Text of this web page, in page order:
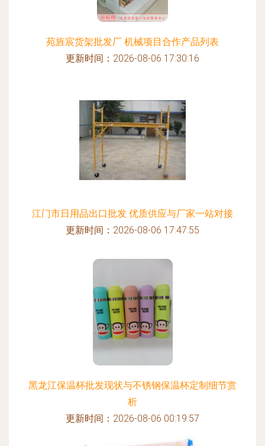
苑旌宸货架批发厂 机械项目合作产品列表
更新时间：2026-08-06 17:30:16
江门市日用品出口批发 优质供应与厂家一站对接
更新时间：2026-08-06 17:47:55
黑龙江保温杯批发现状与不锈钢保温杯定制细节赏
析
更新时间：2026-08-06 00:19:57